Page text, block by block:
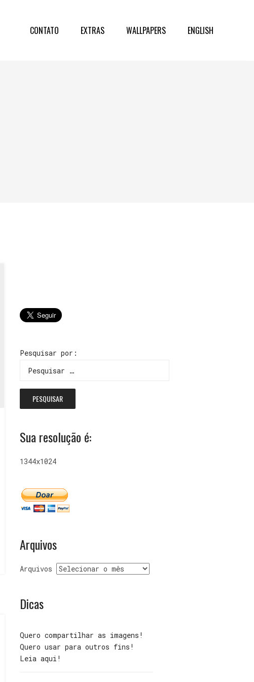
CONTATO EXTRAS WALLPAPERS ENGLISH
Pesquisar por:
Sua resolução é:
1344x1024
Arquivos
Arquivos
Dicas
Quero compartilhar as imagens!
Quero usar para outros fins!
Leia aqui!